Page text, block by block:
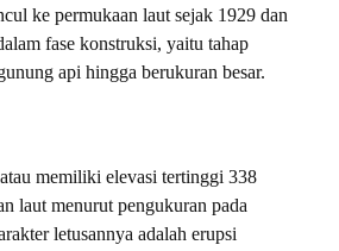
ke permukaan laut sejak 1929 dan
fase konstruksi, yaitu tahap
api hingga berukuran besar.
memiliki elevasi tertinggi 338
laut menurut pengukuran pada
letusannya adalah erupsi